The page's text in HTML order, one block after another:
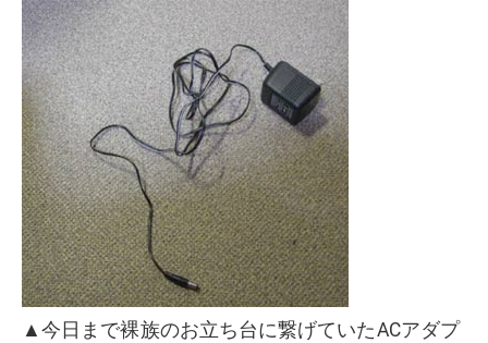
▲今日まで裸族のお立ち台に繋げていたACアダプ